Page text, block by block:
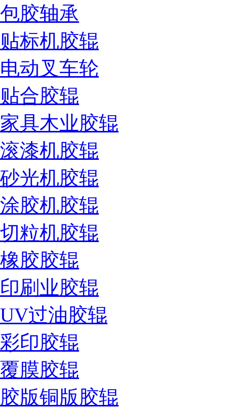
包胶轴承
贴标机胶辊
电动叉车轮
贴合胶辊
家具木业胶辊
滚漆机胶辊
砂光机胶辊
涂胶机胶辊
切粒机胶辊
橡胶胶辊
印刷业胶辊
UV过油胶辊
彩印胶辊
覆膜胶辊
胶版铜版胶辊